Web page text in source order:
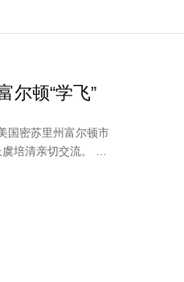
尔顿“学飞”
培清亲切交流。 温